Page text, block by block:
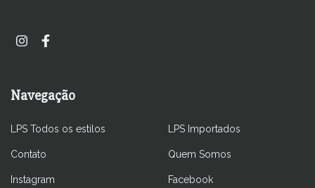
Navegação
LPS Todos os estilos LPS Importados
Contato Quem Somos
Instagram Facebook